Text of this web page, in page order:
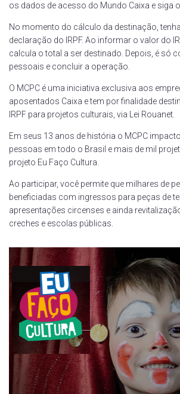
os dados de acesso do Mundo Caixa e siga
No momento do cálculo da destinação,
declaração do IRPF. Ao informar o valor do
calcula o total a ser destinado. Depois, é só
pessoais e concluir a operação.
O MCPC é uma iniciativa exclusiva aos
aposentados Caixa e tem por finalidade
IRPF para projetos culturais, via Lei Rouanet.
Em seus 13 anos de história o MCPC
pessoas em todo o Brasil e mais de mil
projeto Eu Faço Cultura.
Ao participar, você permite que milhares de
beneficiadas com ingressos para peças de
apresentações circenses e ainda
creches e escolas públicas.